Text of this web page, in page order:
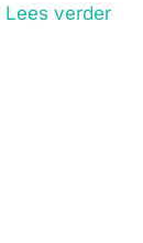
Lees verder